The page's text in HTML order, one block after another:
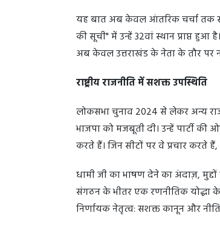
यह बात अब केवल आंतरिक चर्चा तक
की सूची" में उन्हें 32वां स्थान प्राप्त
अब केवल उत्तराखंड के नेता के तौर पर
राष्ट्रीय राजनीति में सशक्त उपस्थिति
लोकसभा चुनाव 2024 से लेकर अन्य
भाजपा को मजबूती दी। उन्हें पार्टी की
करते हैं। जिन सीटों पर वे प्रचार करते
धामी जी का भाषण देने का अंदाज़,
संगठन के भीतर एक रणनीतिक योद्धा
निर्णायक नेतृत्व: सशक्त कानून और